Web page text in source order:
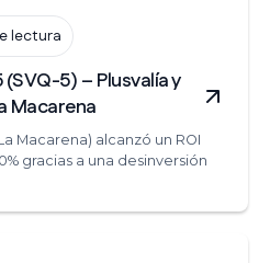
lectura
5) – Plusvalía y
Macarena
Macarena) alcanzó un ROI
gracias a una desinversión